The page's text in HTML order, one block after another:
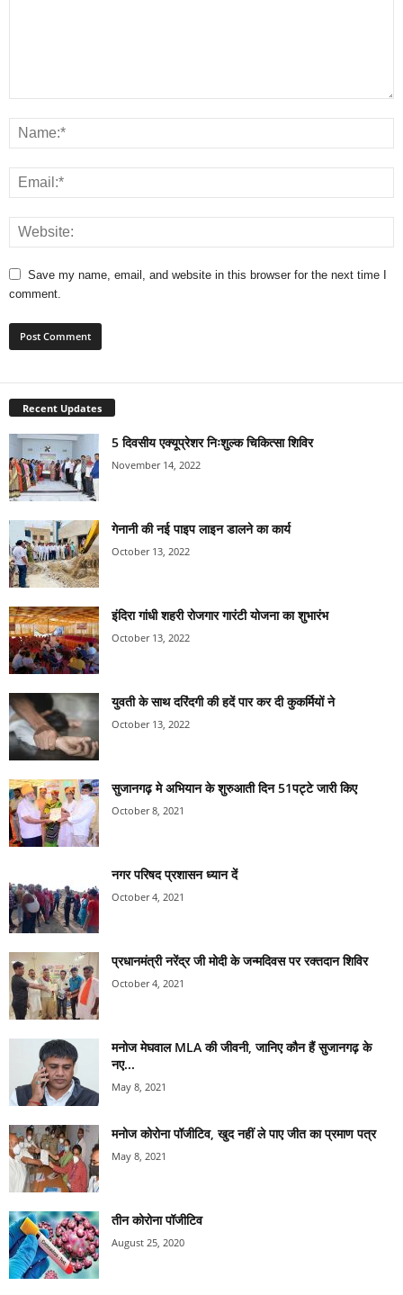
Save my name, email, and website in this browser for the next time I
comment.
Recent Updates
5 दिवसीय एक्यूप्रेशर निःशुल्क चिकित्सा शिविर
November 14, 2022
गेनानी की नई पाइप लाइन डालने का कार्य
October 13, 2022
इंदिरा गांधी शहरी रोजगार गारंटी योजना का शुभारंभ
October 13, 2022
युवती के साथ दरिंदगी की हदें पार कर दी कुकर्मियों ने
October 13, 2022
सुजानगढ़ मे अभियान के शुरुआती दिन 51पट्टे जारी किए
October 8, 2021
नगर परिषद प्रशासन ध्यान दें
October 4, 2021
प्रधानमंत्री नरेंद्र जी मोदी के जन्मदिवस पर रक्तदान शिविर
October 4, 2021
मनोज मेघवाल MLA की जीवनी, जानिए कौन हैं सुजानगढ़ के
नए...
May 8, 2021
मनोज कोरोना पॉजीटिव, खुद नहीं ले पाए जीत का प्रमाण पत्र
May 8, 2021
तीन कोरोना पॉजीटिव
August 25, 2020